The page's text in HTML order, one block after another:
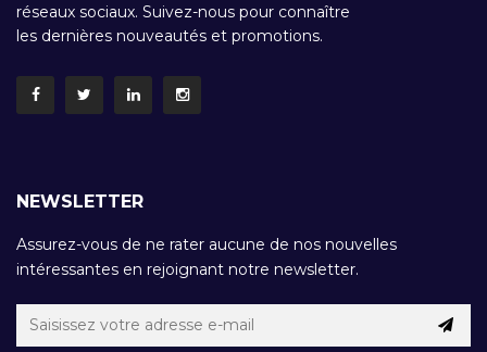
réseaux sociaux. Suivez-nous pour connaître
les dernières nouveautés et promotions.
NEWSLETTER
Assurez-vous de ne rater aucune de nos nouvelles
intéressantes en rejoignant notre newsletter.